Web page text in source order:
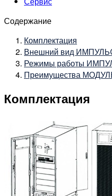
Содержание
Комплектация
Внешний вид
Режимы работы
Преимущества
Комплектация